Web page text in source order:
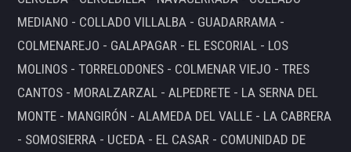
MEDIANO - COLLADO VILLALBA - GUADARRAMA -
COLMENAREJO - GALAPAGAR - EL ESCORIAL - LOS
MOLINOS - TORRELODONES - COLMENAR VIEJO - TRES
CANTOS - MORALZARZAL - ALPEDRETE - LA SERNA DEL
MONTE - MANGIRÓN - ALAMEDA DEL VALLE - LA CABRERA
- SOMOSIERRA - UCEDA - EL CASAR - COMUNIDAD DE